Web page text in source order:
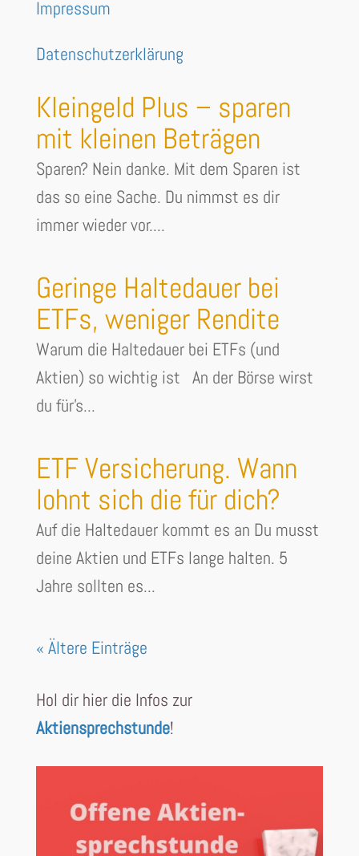
Impressum
Datenschutzerklärung
Kleingeld Plus – sparen
mit kleinen Beträgen
Sparen? Nein danke. Mit dem Sparen ist
das so eine Sache. Du nimmst es dir
immer wieder vor....
Geringe Haltedauer bei
ETFs, weniger Rendite
Warum die Haltedauer bei ETFs (und
Aktien) so wichtig ist An der Börse wirst
du für's...
ETF Versicherung. Wann
lohnt sich die für dich?
Auf die Haltedauer kommt es an Du musst
deine Aktien und ETFs lange halten. 5
Jahre sollten es...
« Ältere Einträge
Hol dir hier die Infos zur
Aktiensprechstunde!